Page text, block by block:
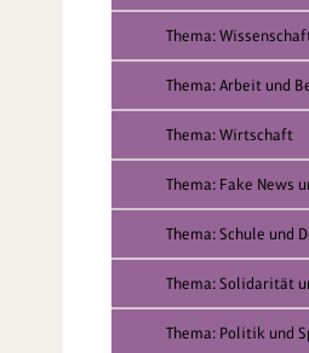
Thema:
Thema: Arbeit und
Thema: Wirtschaft
Thema: Fake News
Thema: Schule und
Thema: Solidarität
Thema: Politik und